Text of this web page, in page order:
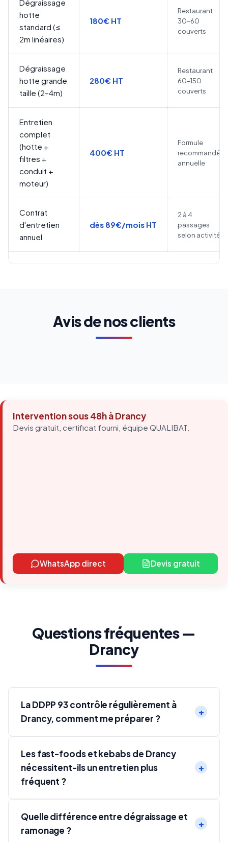
Dégraissage
hotte
standard (≤
2m linéaires)
180€ HT
Restaurant
30–60
couverts
Dégraissage
hotte grande
taille (2–4m)
280€ HT
Restaurant
60–150
couverts
Entretien
complet
(hotte +
filtres +
conduit +
moteur)
400€ HT
Formule
recommandée
annuelle
Contrat
d'entretien
annuel
dès 89€/mois HT
2 à 4
passages
selon activité
Avis de nos clients
Intervention sous 48h à Drancy
Devis gratuit, certificat fourni, équipe QUALIBAT.
WhatsApp direct Devis gratuit
Questions fréquentes —
Drancy
La DDPP 93 contrôle régulièrement à
Drancy, comment me préparer ?
Les fast-foods et kebabs de Drancy
nécessitent-ils un entretien plus
fréquent ?
Quelle différence entre dégraissage et
ramonage ?